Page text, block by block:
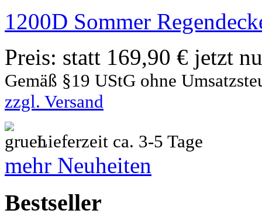
1200D Sommer
Preis: statt 169,90 € jetzt
Gemäß §19 UStG ohne
zzgl. Versand
Lieferzeit ca. 3-5 Tage
mehr Neuheiten
Bestseller